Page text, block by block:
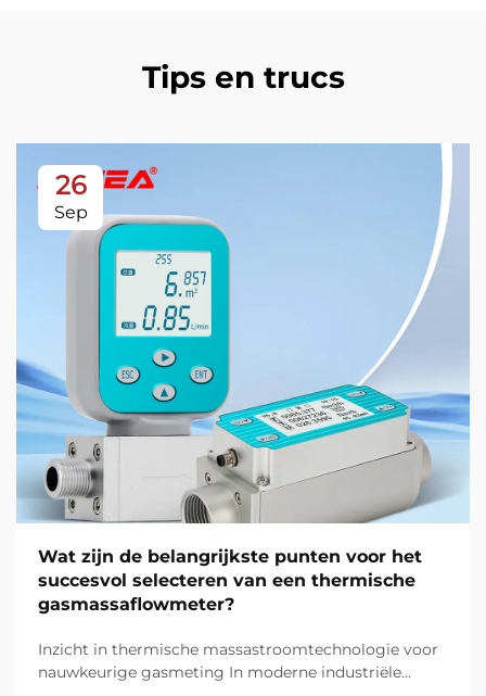
Tips en trucs
26
Sep
Wat zijn de belangrijkste punten voor het
succesvol selecteren van een thermische
gasmassaflowmeter?
Inzicht in thermische massastroomtechnologie voor
nauwkeurige gasmeting In moderne industriële